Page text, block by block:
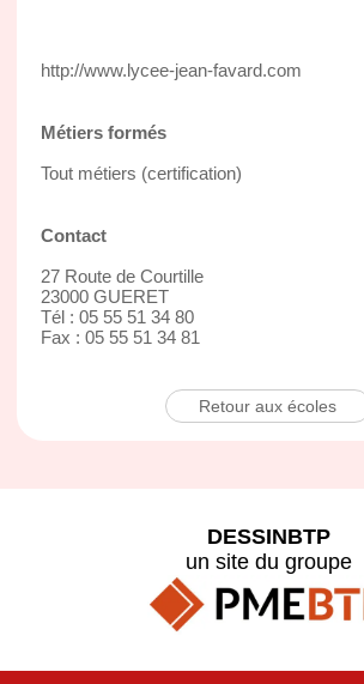
http://www.lycee-jean-favard.com
Métiers formés
Tout métiers (certification)
Contact
27 Route de Courtille
23000 GUERET
Tél : 05 55 51 34 80
Fax : 05 55 51 34 81
Retour aux écoles
DESSINBTP
un site du groupe